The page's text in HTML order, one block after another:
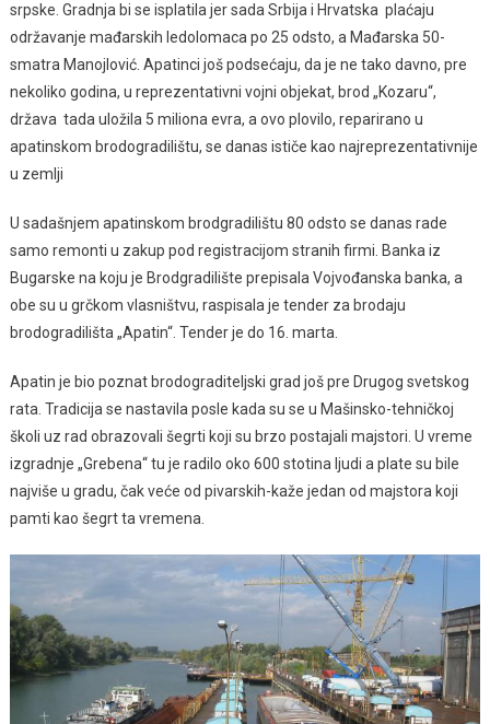
srpske. Gradnja bi se isplatila jer sada Srbija i Hrvatska plaćaju
održavanje mađarskih ledolomaca po 25 odsto, a Mađarska 50-
smatra Manojlović. Apatinci još podsećaju, da je ne tako davno, pre
nekoliko godina, u reprezentativni vojni objekat, brod „Kozaru“,
država tada uložila 5 miliona evra, a ovo plovilo, reparirano u
apatinskom brodogradilištu, se danas ističe kao najreprezentativnije
u zemlji
U sadašnjem apatinskom brodgradilištu 80 odsto se danas rade
samo remonti u zakup pod registracijom stranih firmi. Banka iz
Bugarske na koju je Brodgradilište prepisala Vojvođanska banka, a
obe su u grčkom vlasništvu, raspisala je tender za brodaju
brodogradilišta „Apatin“. Tender je do 16. marta.
Apatin je bio poznat brodograditeljski grad još pre Drugog svetskog
rata. Tradicija se nastavila posle kada su se u Mašinsko-tehničkoj
školi uz rad obrazovali šegrti koji su brzo postajali majstori. U vreme
izgradnje „Grebena“ tu je radilo oko 600 stotina ljudi a plate su bile
najviše u gradu, čak veće od pivarskih-kaže jedan od majstora koji
pamti kao šegrt ta vremena.